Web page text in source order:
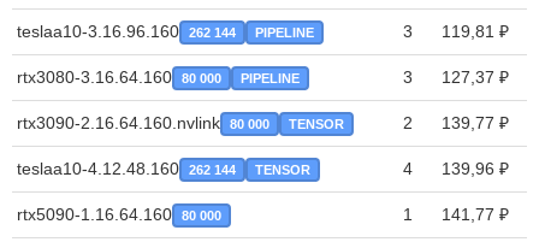
teslaa10-3.16.96.160 262 144 PIPELINE 3 119,81 ₽
rtx3080-3.16.64.160 80 000 PIPELINE 3 127,37 ₽
rtx3090-2.16.64.160.nvlink 80 000 TENSOR 2 139,77 ₽
teslaa10-4.12.48.160 262 144 TENSOR 4 139,96 ₽
rtx5090-1.16.64.160 80 000 1 141,77 ₽